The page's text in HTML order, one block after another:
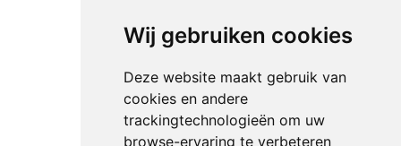
Wij gebruiken cookies
Deze website maakt gebruik van
cookies en andere
trackingtechnologieën om uw
browse-ervaring te verbeteren